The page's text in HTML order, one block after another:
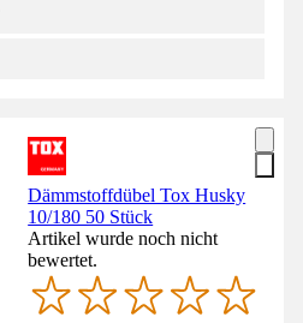
Dämmstoffdübel Tox Husky
10/180 50 Stück
Artikel wurde noch nicht
bewertet.